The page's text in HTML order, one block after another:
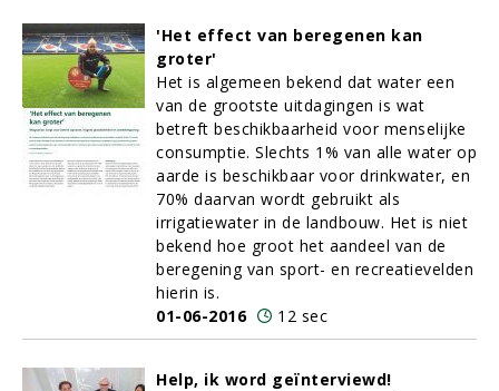
'Het effect van beregenen kan
groter'
Het is algemeen bekend dat water een
van de grootste uitdagingen is wat
betreft beschikbaarheid voor menselijke
consumptie. Slechts 1% van alle water op
aarde is beschikbaar voor drinkwater, en
70% daarvan wordt gebruikt als
irrigatiewater in de landbouw. Het is niet
bekend hoe groot het aandeel van de
beregening van sport- en recreatievelden
hierin is.
01-06-2016
12 sec
Help, ik word geïnterviewd!